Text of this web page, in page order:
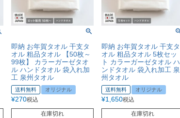
即納 お年賀タオル 干支タ
オル 粗品タオル 【50枚～
99枚】 カラーガーゼタオ
ル ハンドタオル 袋入れ加
工 泉州タオル
送料無料 オリジナル
¥270税込
在庫切れ
即納 お年賀タオル 干支タ
オル 粗品タオル 5枚セッ
ト カラーガーゼタオル ハ
ンドタオル 袋入れ加工 泉
州タオル
送料無料 オリジナル
¥1,650税込
在庫切れ